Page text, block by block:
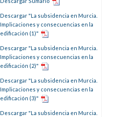
Descargar "La subsidencia en Murcia.
Implicaciones y consecuencias en la
edificación (1)"
Descargar "La subsidencia en Murcia.
Implicaciones y consecuencias en la
edificación (2)"
Descargar "La subsidencia en Murcia.
Implicaciones y consecuencias en la
edificación (3)"
Descargar "La subsidencia en Murcia.